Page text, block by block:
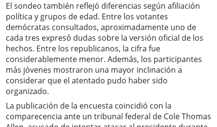
El sondeo también reflejó diferencias según afiliación
política y grupos de edad. Entre los votantes
demócratas consultados, aproximadamente uno de
cada tres expresó dudas sobre la versión oficial de los
hechos. Entre los republicanos, la cifra fue
considerablemente menor. Además, los participantes
más jóvenes mostraron una mayor inclinación a
considerar que el atentado pudo haber sido
organizado.
La publicación de la encuesta coincidió con la
comparecencia ante un tribunal federal de Cole Thomas